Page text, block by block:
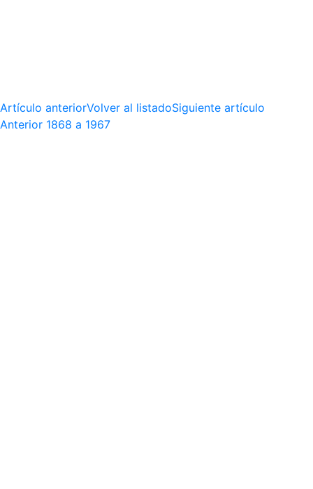
Artículo anteriorVolver al listadoSiguiente artículo
Anterior 1868 a 1967